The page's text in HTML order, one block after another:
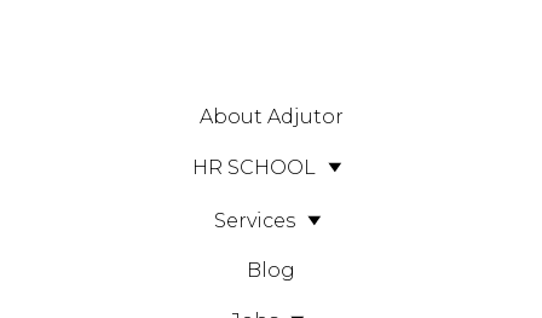
About Adjutor
HR SCHOOL
Services
Blog